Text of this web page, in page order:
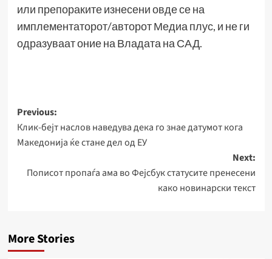
или препораките изнесени овде се на
имплементаторот/авторот Медиа плус, и не ги
одразуваат оние на Владата на САД.
Post
navigation
Previous:
Клик-бејт наслов наведува дека го знае датумот кога
Македонија ќе стане дел од ЕУ
Next:
Пописот прoпаѓа ама во Фејсбук статусите пренесени
како новинарски текст
More Stories